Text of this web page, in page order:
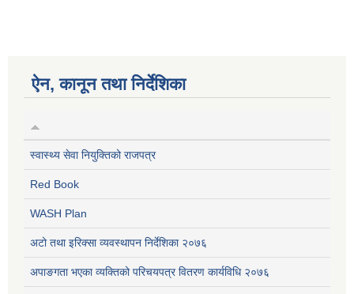
ऐन, कानून तथा निर्देशिका
स्वास्थ्य सेवा नियुक्तिको राजपत्र
Red Book
WASH Plan
अटो तथा इरिक्सा व्यवस्थापन निर्देशिका २०७६
अपाङगता भएका व्यक्तिको परिचयपत्र वितरण कार्यविधि २०७६